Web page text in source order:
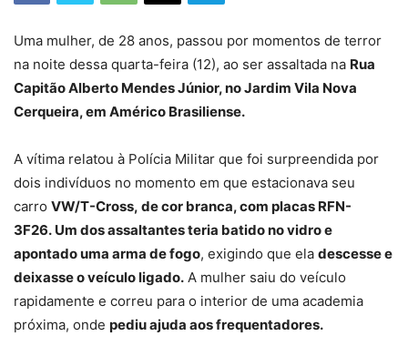
Uma mulher, de 28 anos, passou por momentos de terror
na noite dessa quarta-feira (12), ao ser assaltada na Rua
Capitão Alberto Mendes Júnior, no Jardim Vila Nova
Cerqueira, em Américo Brasiliense.
A vítima relatou à Polícia Militar que foi surpreendida por
dois indivíduos no momento em que estacionava seu
carro VW/T-Cross, de cor branca, com placas RFN-
3F26. Um dos assaltantes teria batido no vidro e
apontado uma arma de fogo, exigindo que ela descesse e
deixasse o veículo ligado. A mulher saiu do veículo
rapidamente e correu para o interior de uma academia
próxima, onde pediu ajuda aos frequentadores.